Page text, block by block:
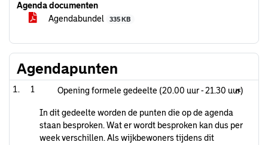
Agenda documenten
Agendabundel
335 KB
Agendapunten
1 Opening formele gedeelte (20.00 uur - 21.30 uur)
In dit gedeelte worden de punten die op de agenda
staan besproken. Wat er wordt besproken kan dus per
week verschillen. Als wijkbewoners tijdens dit